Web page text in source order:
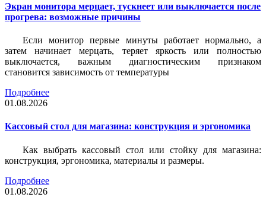
Экран монитора мерцает, тускнеет или выключается после
прогрева: возможные причины
Если монитор первые минуты работает нормально, а
затем начинает мерцать, теряет яркость или полностью
выключается, важным диагностическим признаком
становится зависимость от температуры
Подробнее
01.08.2026
Кассовый стол для магазина: конструкция и эргономика
Как выбрать кассовый стол или стойку для магазина:
конструкция, эргономика, материалы и размеры.
Подробнее
01.08.2026